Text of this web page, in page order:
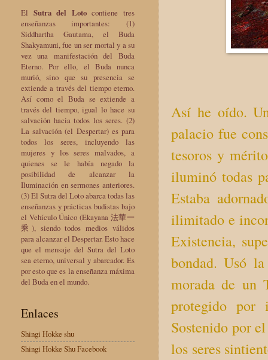
Así he oído.
palacio fue
tesoros y
iluminó todas
Estaba
ilimitado e
Existencia,
bondad. Usó
morada de un
protegido por
Sostenido por
los seres
El Sutra del Lotocontiene tres
enseñanzas importantes: (1)
Siddhartha Gautama, el Buda
Shakyamuni, fue un ser mortal y a su
vez una manifestación del Buda
Eterno. Por ello, el Buda nunca
murió, sino que su presencia se
extiende a través del tiempo eterno.
Así como el Buda se extiende a
través del tiempo, igual lo hace su
salvación hacia todos los seres. (2)
La salvación (el Despertar) es para
todos los seres, incluyendo las
mujeres y los seres malvados, a
quienes se le había negado la
posibilidad de alcanzar la
Iluminación en sermones anteriores.
(3) El Sutra del Loto abarca todas las
enseñanzas y prácticas budistas bajo
el Vehículo Único (Ekayana 法華一
乘), siendo todos medios válidos
para alcanzar el Despertar. Esto hace
que el mensaje del Sutra del Loto
sea eterno, universal y abarcador. Es
por esto que es la enseñanza máxima
del Buda en el mundo.
Enlaces
Shingi Hokke shu
Shingi Hokke Shu Facebook